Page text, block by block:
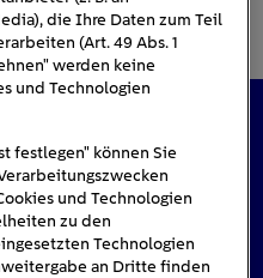
die Ihre Daten zum Teil
(Art. 49 Abs. 1
werden keine
und Technologien
festlegen" können Sie
und Technologien
zu den
Technologien
an Dritte finden